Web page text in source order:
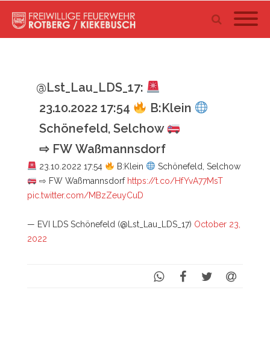
@Lst_Lau_LDS_17:
23.10.2022 17:54
B:Klein
Schönefeld, Selchow
⇨ FW Waßmannsdorf
23.10.2022 17:54 B:Klein
Schönefeld, Selchow
⇨ FW Waßmannsdorf https://t.co/HfYvA77MsT
pic.twitter.com/MBzZeuyCuD
— EVI LDS Schönefeld (@Lst_Lau_LDS_17) October 23,
2022